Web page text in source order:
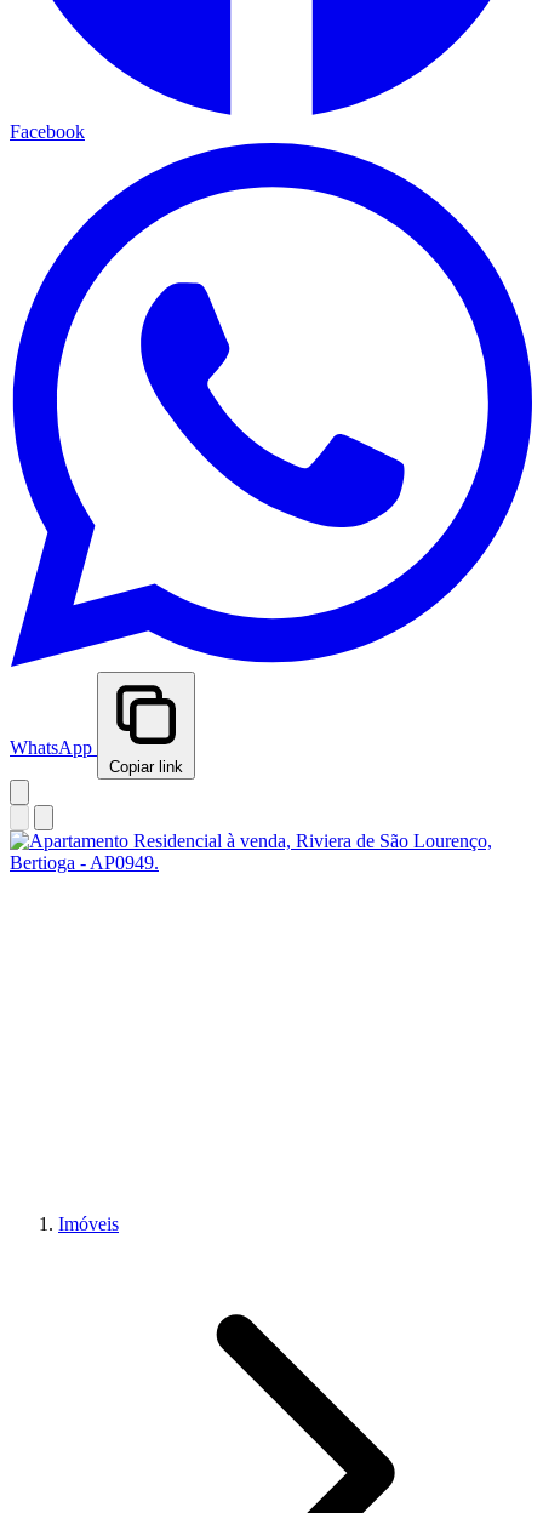
Facebook
WhatsApp
Copiar link
Imóveis